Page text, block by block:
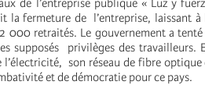
de l’entreprise publique « Luz y
la fermeture de l’entreprise, laissant
000 retraités. Le gouvernement a
supposés privilèges des
l’électricité, son réseau de fibre
et de démocratie pour ce pays.